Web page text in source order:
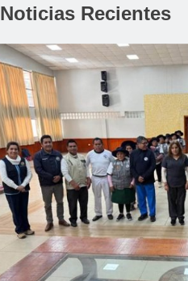
Noticias Recientes